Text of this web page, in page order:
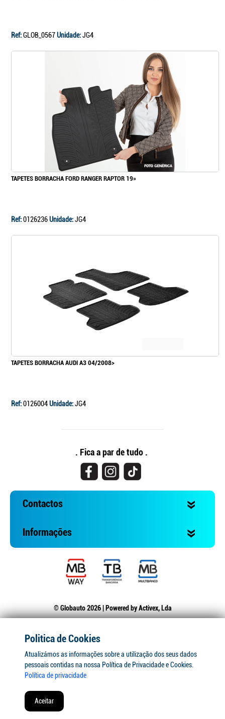
Ref:GLOB_0567Unidade:JG4
TAPETES BORRACHA FORD RANGER RAPTOR 19»
Ref:0126236Unidade:JG4
TAPETES BORRACHA AUDI A3 04/2008>
Ref:0126004Unidade:JG4
. Fica a par de tudo .
Contactos
Informações
© Globauto 2026 | Powered byActivex, Lda
Politica de Cookies
Atualizámos as informações sobre a utilização dos seus dados
pessoais contidas na nossa Política de Privacidade e Cookies.
Política de privacidade
Aceitar